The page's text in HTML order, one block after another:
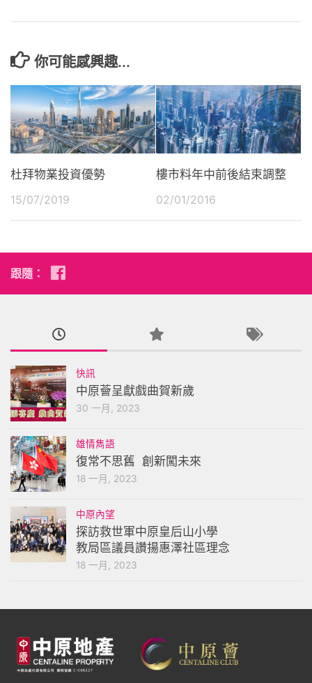
你可能感興趣...
杜拜物業投資優勢
15/07/2019
樓市料年中前後結束調整
02/01/2016
跟隨：
快訊
中原薈呈獻戲曲賀新歲
30 一月, 2023
雄情雋語
復常不思舊 創新闖未來
18 一月, 2023
中原內望
探訪救世軍中原皇后山小學
教局區議員讚揚惠澤社區理念
18 一月, 2023